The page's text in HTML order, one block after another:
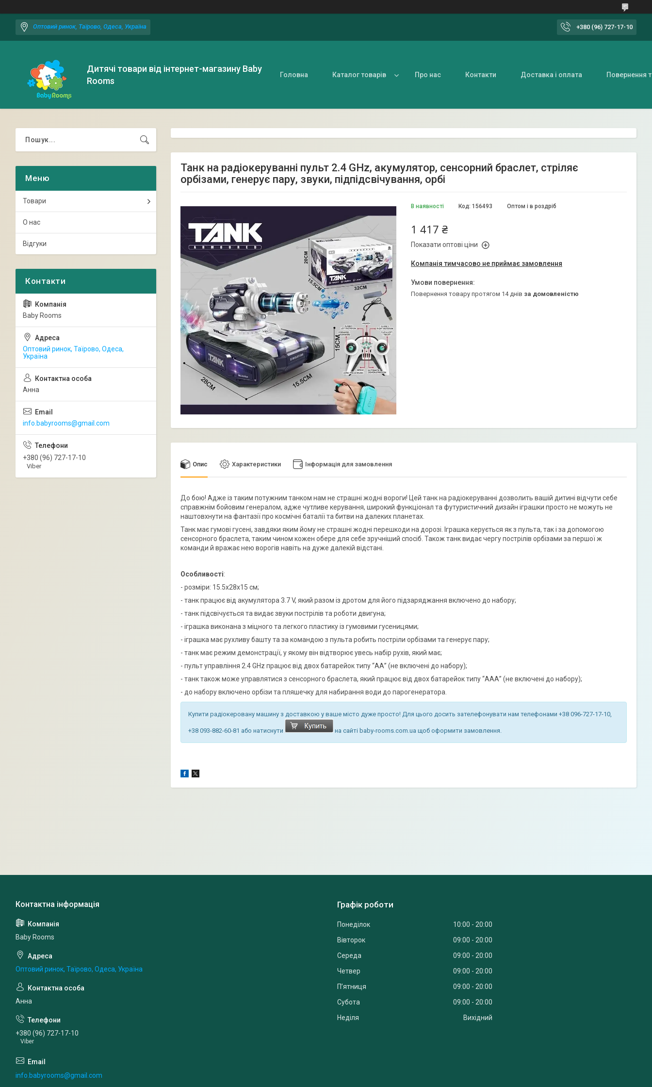
Оптовий ринок, Таїрово, Одеса, Україна +380 (96) 727-17-10
Дитячі товари від інтернет-магазину Baby
Rooms
Головна Каталог товарів Про нас Контакти Доставка і оплата Повернення
Танк на радіокеруванні пульт 2.4 GHz, акумулятор, сенсорний браслет, стріляє
орбізами, генерує пару, звуки, підпідсвічування, орбі
В наявності Оптом і в роздріб
Код: 156493
1 417 ₴
Показати оптові ціни
Компанія тимчасово не приймає замовлення
повернення товару протягом 14 днів за домовленістю
Опис Характеристики Інформація для замовлення
До бою! Адже із таким потужним танком нам не страшні жодні вороги! Цей танк на радіокеруванні дозволить вашій дитині відчути себе
справжнім бойовим генералом, адже чутливе керування, широкий функціонал та футуристичний дизайн іграшки просто не можуть не
наштовхнути на фантазії про космічні баталії та битви на далеких планетах.
Танк має гумові гусені, завдяки яким йому не страшні жодні перешкоди на дорозі. Іграшка керується як з пульта, так і за допомогою
сенсорного браслета, таким чином кожен обере для себе зручніший спосіб. Також танк видає чергу пострілів орбізами за першої ж
команди й вражає нею ворогів навіть на дуже далекій відстані.
Особливості:
- розміри: 15.5х28х15 см;
- танк працює від акумулятора 3.7 V, який разом із дротом для його підзаряджання включено до набору;
- танк підсвічується та видає звуки пострілів та роботи двигуна;
- іграшка виконана з міцного та легкого пластику із гумовими гусеницями;
- іграшка має рухливу башту та за командою з пульта робить постріли орбізами та генерує пару;
- танк має режим демонстрації, у якому він відтворює увесь набір рухів, який має;
- пульт управління 2.4 GHz працює від двох батарейок типу “АА” (не включені до набору);
- танк також може управлятися з сенсорного браслета, який працює від двох батарейок типу “ААА” (не включені до набору);
- до набору включено орбізи та пляшечку для набирання води до парогенератора.
Купити радіокеровану машину з доставкою у ваше місто дуже просто! Для цього досить зателефонувати нам телефонами +38 096-727-17-10,
+38 093-882-60-81 або натиснути на сайті baby-rooms.com.ua щоб оформити замовлення.
Товари
О нас
Відгуки
Baby Rooms
Оптовий ринок, Таїрово, Одеса,
Україна
Анна
info.babyrooms@gmail.com
+380 (96) 727-17-10
Viber
Baby Rooms
Оптовий ринок, Таїрово, Одеса, Україна
Анна
+380 (96) 727-17-10
Viber
info.babyrooms@gmail.com
Графік роботи
Понеділок 10:00
20:00
Вівторок
09:00
20:00
Середа
09:00
20:00
Четвер
09:00
20:00
Пʼятниця
09:00
20:00
Субота
09:00
20:00
Неділя
Вихідний